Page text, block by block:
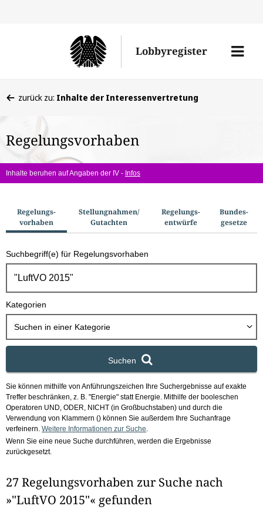
den
Lobbyregister
Menü
befinden
hier:
zurück zu: Inhalte der Interessenvertretung
Regelungsvorhaben
Inhalte beruhen auf Angaben der IV - Infos
u
c
h
o
Regelungs­
vorhaben
Stellungnahmen/​
Gutachten
Regelungs­
entwürfe
Bundes­
gesetze
Suchbegriff(e) für Regelungsvorhaben
Kategorien
Suchen in einer Kategorie
Suchen
Sie können mithilfe von Anführungszeichen Ihre Suchergebnisse auf exakte
Treffer beschränken, z. B. "Energie" statt Energie. Mithilfe der booleschen
Operatoren UND, ODER, NICHT (in Großbuchstaben) und durch die
Verwendung von Klammern () können Sie außerdem Ihre Suchanfrage
verfeinern. Weitere Informationen zur Suche
Wenn Sie eine neue Suche durchführen, werden die Ergebnisse
zurückgesetzt.
27 Regelungsvorhaben zur Suche nach
»"LuftVO 2015"« gefunden